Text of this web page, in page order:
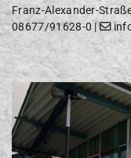
Franz-Alexander-
08677/91628-0 |